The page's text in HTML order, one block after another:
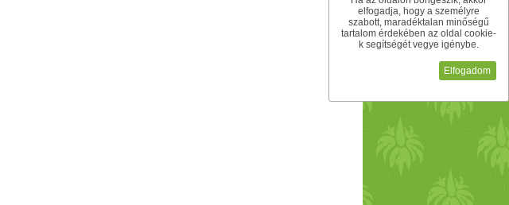
elfogadja, hogy a személyre
szabott, maradéktalan minőségű
tartalom érdekében az oldal cookie-
k segítségét vegye igénybe.
Elfogadom